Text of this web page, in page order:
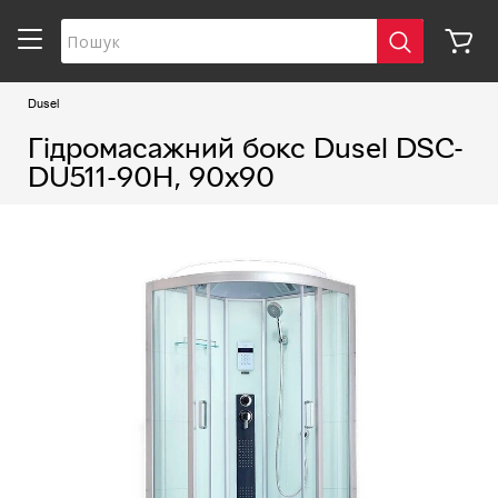
Dusel
Гідромасажний бокс Dusel DSC-
DU511-90H, 90х90